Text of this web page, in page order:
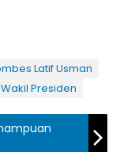
Latif Usman
Presiden